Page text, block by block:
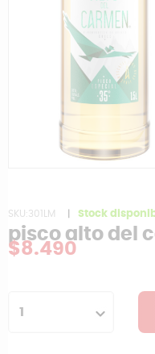
SKU:301LM Stock
pisco alto del
$8.490
1